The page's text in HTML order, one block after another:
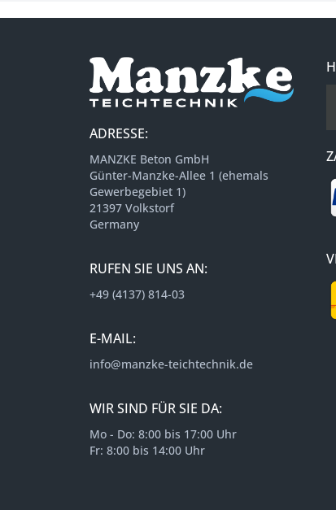
ADRESSE:
MANZKE Beton GmbH
Günter-Manzke-Allee 1 (ehemals
Gewerbegebiet 1)
21397 Volkstorf
Germany
RUFEN SIE UNS AN:
+49 (4137) 814-03
E-MAIL:
info@manzke-teichtechnik.de
WIR SIND FÜR SIE DA:
Mo - Do: 8:00 bis 17:00 Uhr
Fr: 8:00 bis 14:00 Uhr